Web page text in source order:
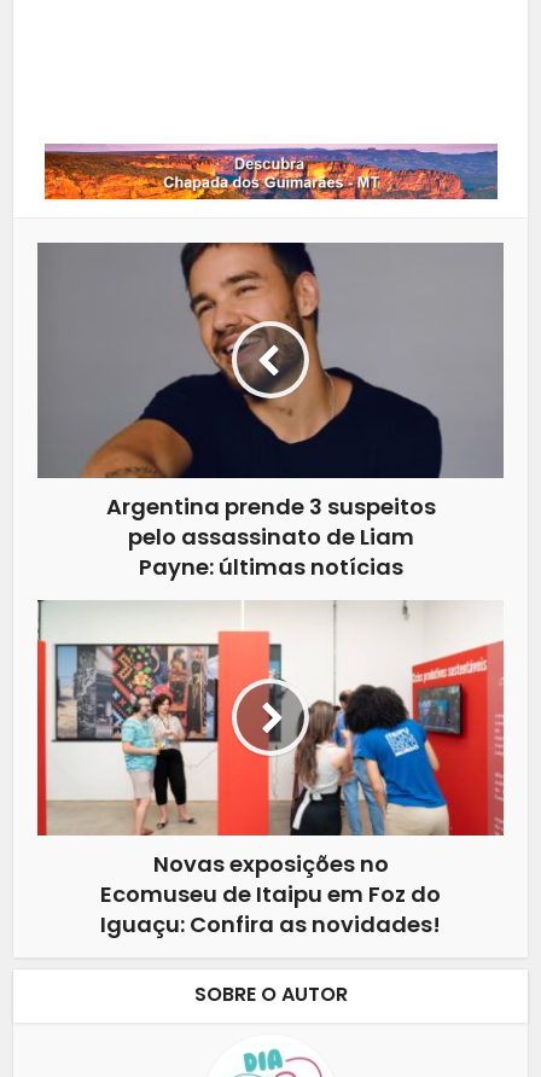
Argentina prende 3 suspeitos
pelo assassinato de Liam
Payne: últimas notícias
Novas exposições no
Ecomuseu de Itaipu em Foz do
Iguaçu: Confira as novidades!
SOBRE O AUTOR